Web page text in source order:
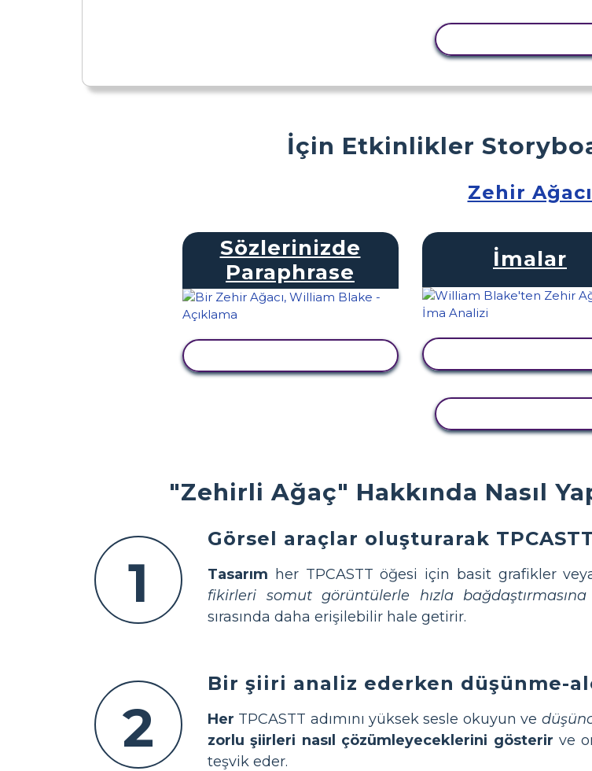
"Zehirli Ağaç" Hakkında Nasıl
1
Görsel araçlar oluşturarak
Tasarım her TPCASTT öğesi için basit grafikler
fikirleri somut görüntülerle hızla bağdaştırmasına
sırasında daha erişilebilir hale getirir.
2
Bir şiiri analiz ederken düşünme-
Her TPCASTT adımını yüksek sesle okuyun ve
zorlu şiirleri nasıl çözümleyeceklerini gösterir ve
teşvik eder.
İçin Etkinlikler
Zehir Ağacı
Sözlerinizde
Paraphrase
İmalar